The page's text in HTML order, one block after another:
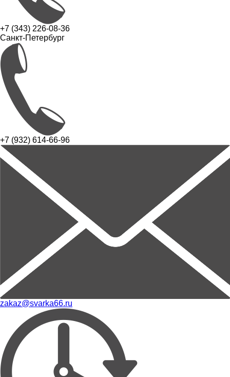
+7 (343) 226-08-36
Санкт-Петербург
+7 (932) 614-66-96
zakaz@svarka66.ru